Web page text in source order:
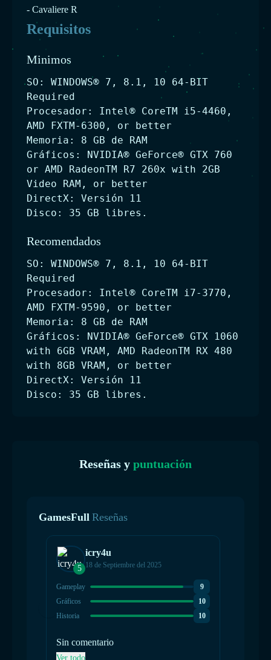
- Cavaliere R
Requisitos
Minimos
SO: WINDOWS® 7, 8.1, 10 64-BIT
Required
Procesador: Intel® CoreTM i5-4460,
AMD FXTM-6300, or better
Memoria: 8 GB de RAM
Gráficos: NVIDIA® GeForce® GTX 760
or AMD RadeonTM R7 260x with 2GB
Video RAM, or better
DirectX: Versión 11
Disco: 35 GB libres.
Recomendados
SO: WINDOWS® 7, 8.1, 10 64-BIT
Required
Procesador: Intel® CoreTM i7-3770,
AMD FXTM-9590, or better
Memoria: 8 GB de RAM
Gráficos: NVIDIA® GeForce® GTX 1060
with 6GB VRAM, AMD RadeonTM RX 480
with 8GB VRAM, or better
DirectX: Versión 11
Disco: 35 GB libres.
Reseñas y puntuación
GamesFull Reseñas
5
icry4u
18 de Septiembre del 2025
Gameplay
9
Gráficos
10
Historia
10
Sin comentario
Ver todo